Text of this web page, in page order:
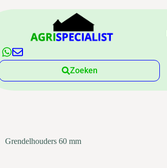
Zoeken
Grendelhouders 60 mm